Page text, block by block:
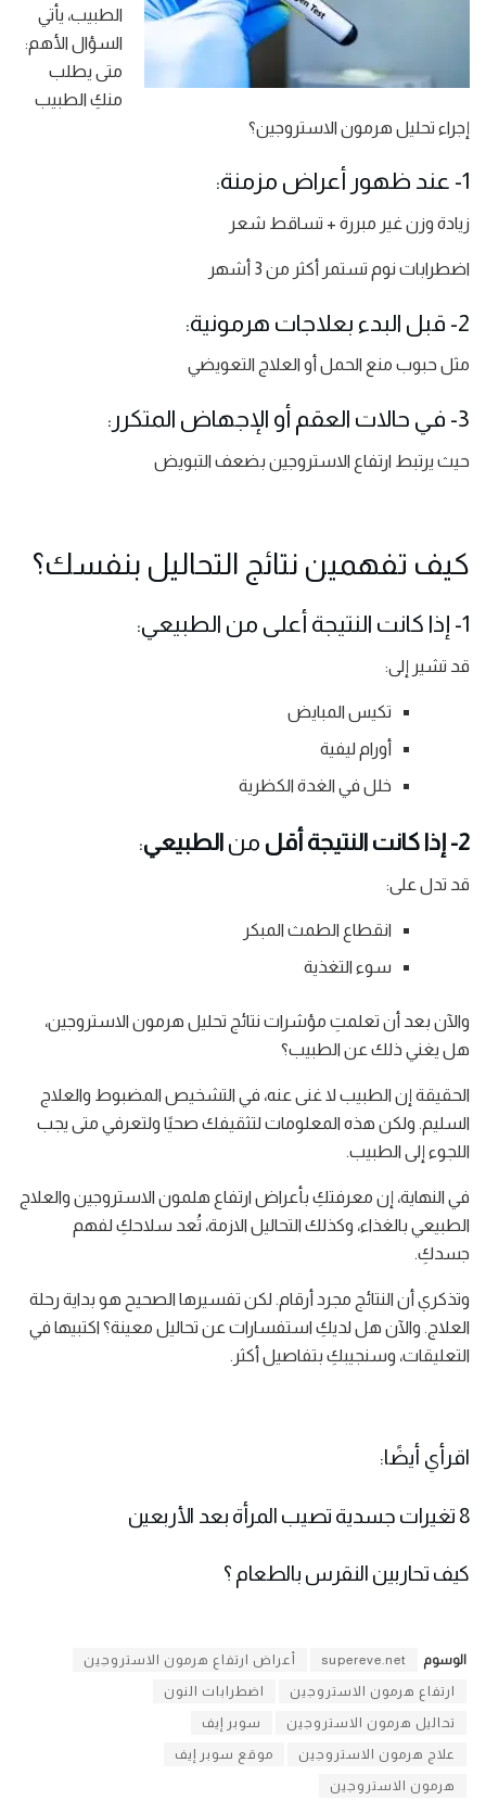
الطبيب، يأتي
السؤال الأهم:
متى يطلب
منكِ الطبيب
إجراء تحليل هرمون الاستروجين؟
1- عند ظهور أعراض مزمنة:
زيادة وزن غير مبررة + تساقط شعر
اضطرابات نوم تستمر أكثر من 3 أشهر
2- قبل البدء بعلاجات هرمونية:
مثل حبوب منع الحمل أو العلاج التعويضي
3- في حالات العقم أو الإجهاض المتكرر:
حيث يرتبط ارتفاع الاستروجين بضعف التبويض
كيف تفهمين نتائج التحاليل بنفسك؟
1- إذا كانت النتيجة أعلى من الطبيعي:
قد تشير إلى:
تكيس المبايض
أورام ليفية
خلل في الغدة الكظرية
2- إذا كانت النتيجة أقل من الطبيعي:
قد تدل على:
انقطاع الطمث المبكر
سوء التغذية
والآن بعد أن تعلمتِ مؤشرات نتائج تحليل هرمون الاستروجين،
هل يغني ذلك عن الطبيب؟
الحقيقة إن الطبيب لا غنى عنه، في التشخيص المضبوط والعلاج
السليم. ولكن هذه المعلومات لتثقيفك صحيًا ولتعرفي متى يجب
اللجوء إلى الطبيب.
في النهاية، إن معرفتكِ بأعراض ارتفاع هلمون الاستروجين والعلاج
الطبيعي بالغذاء، وكذلك التحاليل الازمة، تُعد سلاحكِ لفهم
جسدكِ.
وتذكري أن النتائج مجرد أرقام. لكن تفسيرها الصحيح هو بداية رحلة
العلاج. والآن هل لديكِ استفسارات عن تحاليل معينة؟ اكتبيها في
التعليقات، وسنجيبكِ بتفاصيل أكثر.
اقرأي أيضًا:
8 تغيرات جسدية تصيب المرأة بعد الأربعين
كيف تحاربين النقرس بالطعام ؟
الوسوم supereve.net أعراض ارتفاع هرمون الاستروجين
ارتفاع هرمون الاستروجين اضطرابات النون
تحاليل هرمون الاستروجين سوبر إيف
علاج هرمون الاستروجين موقع سوبر إيف
هرمون الاستروجين